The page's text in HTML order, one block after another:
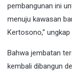
pembangunan ini
menuju kawasan
Kertosono,”
Bahwa jembatan
kembali dibangun